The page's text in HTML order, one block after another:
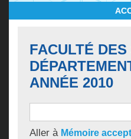
FACULTÉ
ANNÉE 2010
Aller à Mémoire